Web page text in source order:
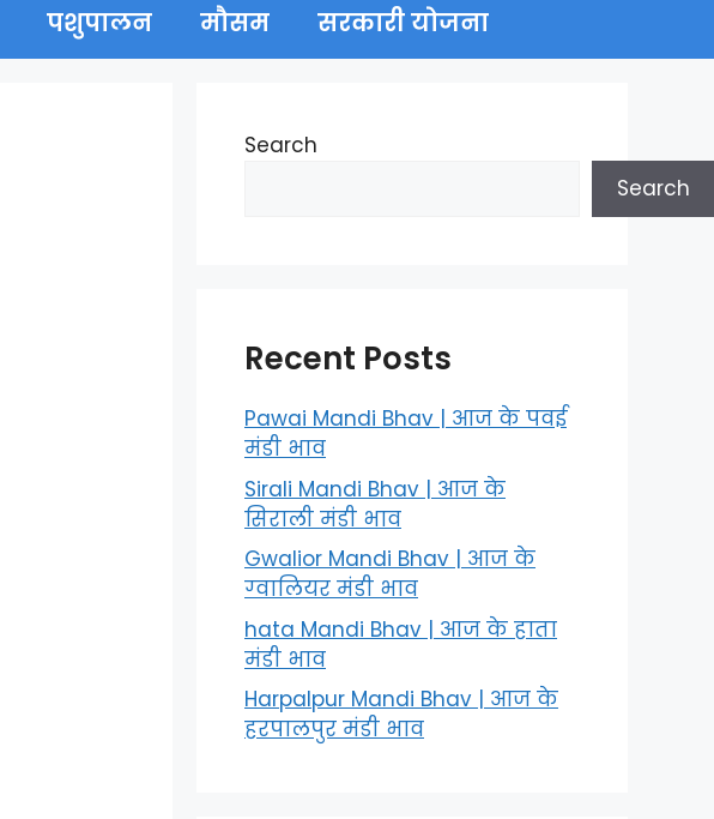
पशुपालन मौसम सरकारी योजना
Search
Search
Recent Posts
Pawai Mandi Bhav | आज के पवई
मंडी भाव
Sirali Mandi Bhav | आज के
सिराली मंडी भाव
Gwalior Mandi Bhav | आज के
ग्‍वालियर मंडी भाव
hata Mandi Bhav | आज के हाता
मंडी भाव
Harpalpur Mandi Bhav | आज के
हरपालपुर मंडी भाव